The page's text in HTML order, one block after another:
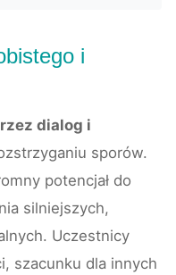
i
dialog i
sporów.
potencjał do
silniejszych,
Uczestnicy
szacunku dla innych